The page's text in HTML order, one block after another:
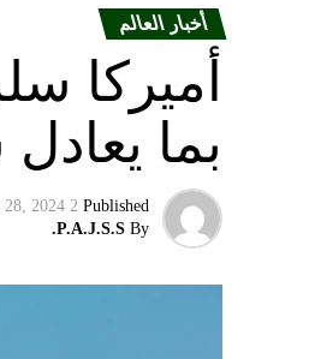
أخبار العالم
أميركا
بما
Published
2 years ago
28, 2024
By
P.A.J.S.S.